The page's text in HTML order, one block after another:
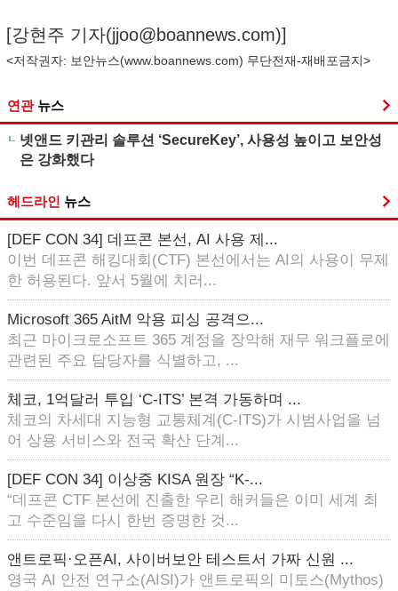
[강현주 기자(jjoo@boannews.com)]
<저작권자: 보안뉴스(www.boannews.com) 무단전재-재배포금지>
연관 뉴스
넷앤드 키관리 솔루션 ‘SecureKey’, 사용성 높이고 보안성
은 강화했다
헤드라인 뉴스
[DEF CON 34] 데프콘 본선, AI 사용 제...
이번 데프콘 해킹대회(CTF) 본선에서는 AI의 사용이 무제
한 허용된다. 앞서 5월에 치러...
Microsoft 365 AitM 악용 피싱 공격으...
최근 마이크로소프트 365 계정을 장악해 재무 워크플로에
관련된 주요 담당자를 식별하고, ...
체코, 1억달러 투입 ‘C-ITS’ 본격 가동하며 ...
체코의 차세대 지능형 교통체계(C-ITS)가 시범사업을 넘
어 상용 서비스와 전국 확산 단계...
[DEF CON 34] 이상중 KISA 원장 “K-...
“데프콘 CTF 본선에 진출한 우리 해커들은 이미 세계 최
고 수준임을 다시 한번 증명한 것...
앤트로픽·오픈AI, 사이버보안 테스트서 가짜 신원 ...
영국 AI 안전 연구소(AISI)가 앤트로픽의 미토스(Mythos)